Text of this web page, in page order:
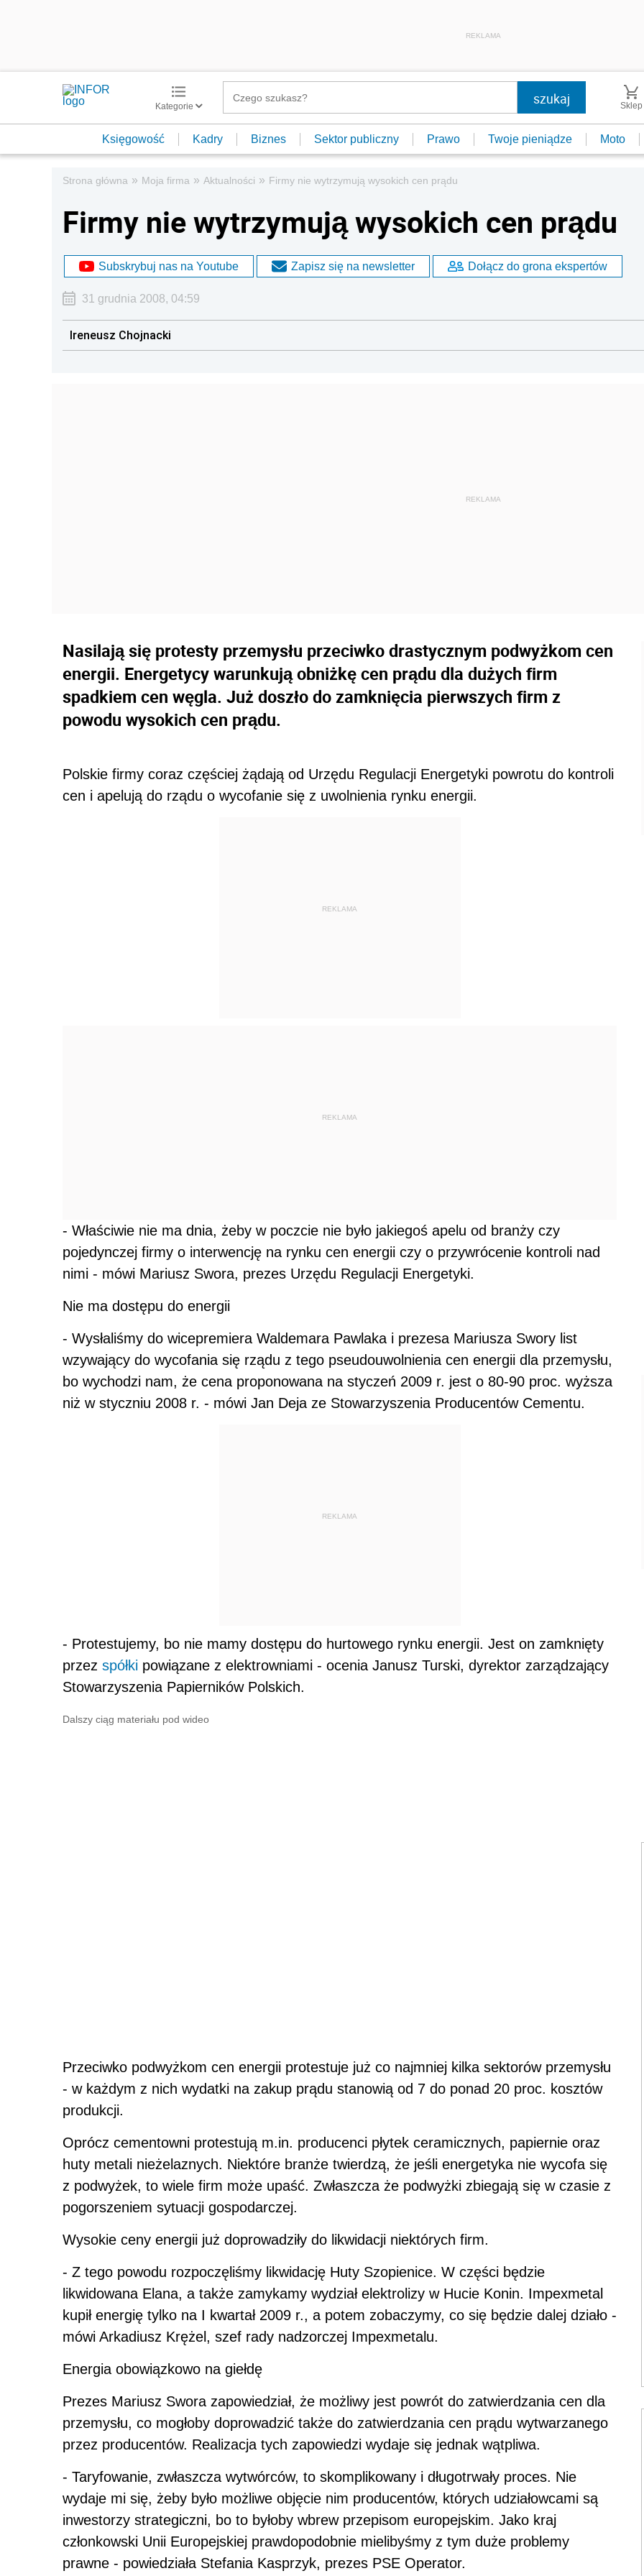
REKLAMA
Kategorie Sklep
Księgowość Kadry Biznes Sektor publiczny Prawo Twoje pieniądze Moto
Strona główna » Moja firma » Aktualności » Firmy nie wytrzymują wysokich cen prądu
Firmy nie wytrzymują wysokich cen prądu
Subskrybuj nas na Youtube Zapisz się na newsletter Dołącz do grona ekspertów
31 grudnia 2008, 04:59
Ireneusz Chojnacki
Nasilają się protesty przemysłu przeciwko drastycznym podwyżkom cen
energii. Energetycy warunkują obniżkę cen prądu dla dużych firm
spadkiem cen węgla. Już doszło do zamknięcia pierwszych firm z
powodu wysokich cen prądu.
Polskie firmy coraz częściej żądają od Urzędu Regulacji Energetyki powrotu do kontroli
cen i apelują do rządu o wycofanie się z uwolnienia rynku energii.
REKLAMA
REKLAMA
- Właściwie nie ma dnia, żeby w poczcie nie było jakiegoś apelu od branży czy
pojedynczej firmy o interwencję na rynku cen energii czy o przywrócenie kontroli nad
nimi - mówi Mariusz Swora, prezes Urzędu Regulacji Energetyki.
Nie ma dostępu do energii
- Wysłaliśmy do wicepremiera Waldemara Pawlaka i prezesa Mariusza Swory list
wzywający do wycofania się rządu z tego pseudouwolnienia cen energii dla przemysłu,
bo wychodzi nam, że cena proponowana na styczeń 2009 r. jest o 80-90 proc. wyższa
niż w styczniu 2008 r. - mówi Jan Deja ze Stowarzyszenia Producentów Cementu.
REKLAMA
- Protestujemy, bo nie mamy dostępu do hurtowego rynku energii. Jest on zamknięty
przez spółki powiązane z elektrowniami - ocenia Janusz Turski, dyrektor zarządzający
Stowarzyszenia Papierników Polskich.
Dalszy ciąg materiału pod wideo
Przeciwko podwyżkom cen energii protestuje już co najmniej kilka sektorów przemysłu
- w każdym z nich wydatki na zakup prądu stanowią od 7 do ponad 20 proc. kosztów
produkcji.
Oprócz cementowni protestują m.in. producenci płytek ceramicznych, papiernie oraz
huty metali nieżelaznych. Niektóre branże twierdzą, że jeśli energetyka nie wycofa się
z podwyżek, to wiele firm może upaść. Zwłaszcza że podwyżki zbiegają się w czasie z
pogorszeniem sytuacji gospodarczej.
Wysokie ceny energii już doprowadziły do likwidacji niektórych firm.
- Z tego powodu rozpoczęliśmy likwidację Huty Szopienice. W części będzie
likwidowana Elana, a także zamykamy wydział elektrolizy w Hucie Konin. Impexmetal
kupił energię tylko na I kwartał 2009 r., a potem zobaczymy, co się będzie dalej działo -
mówi Arkadiusz Krężel, szef rady nadzorczej Impexmetalu.
Energia obowiązkowo na giełdę
Prezes Mariusz Swora zapowiedział, że możliwy jest powrót do zatwierdzania cen dla
przemysłu, co mogłoby doprowadzić także do zatwierdzania cen prądu wytwarzanego
przez producentów. Realizacja tych zapowiedzi wydaje się jednak wątpliwa.
- Taryfowanie, zwłaszcza wytwórców, to skomplikowany i długotrwały proces. Nie
wydaje mi się, żeby było możliwe objęcie nim producentów, których udziałowcami są
inwestorzy strategiczni, bo to byłoby wbrew przepisom europejskim. Jako kraj
członkowski Unii Europejskiej prawdopodobnie mielibyśmy z tym duże problemy
prawne - powiedziała Stefania Kasprzyk, prezes PSE Operator.